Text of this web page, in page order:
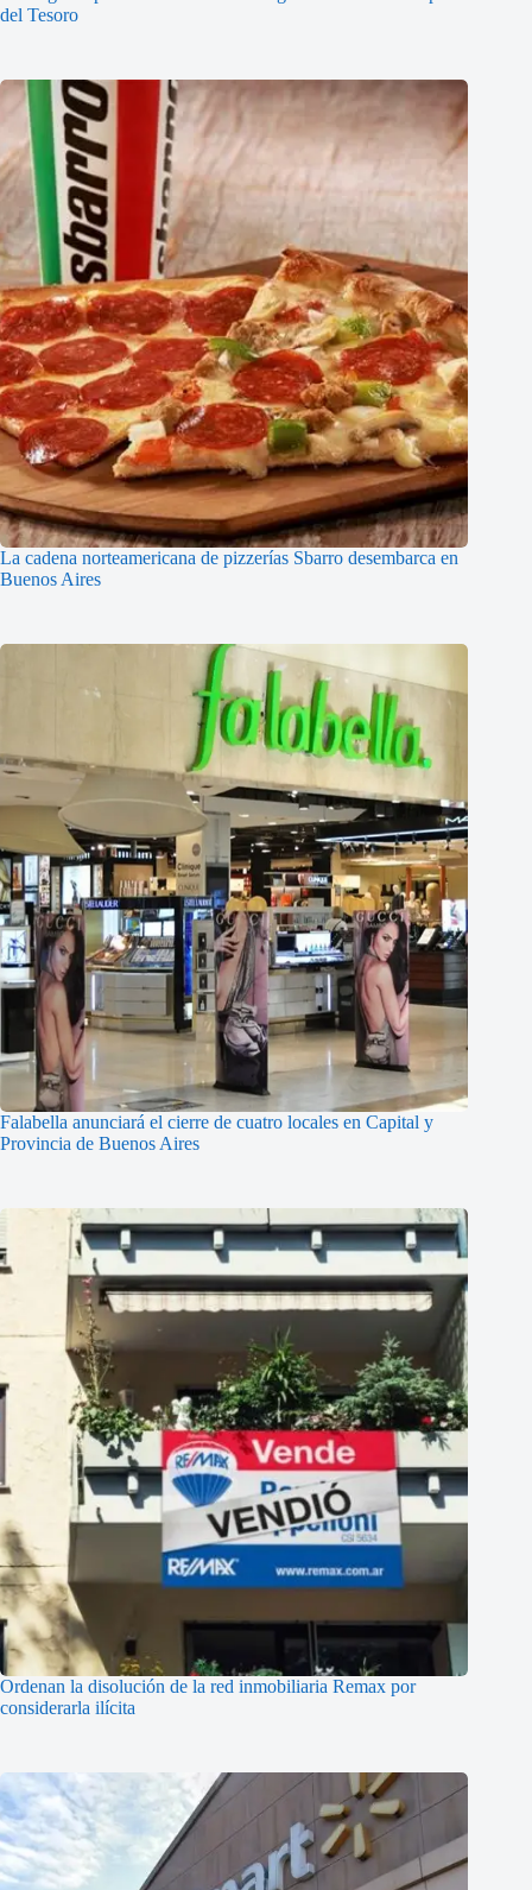
del Tesoro
La cadena norteamericana de pizzerías Sbarro desembarca en
Buenos Aires
Falabella anunciará el cierre de cuatro locales en Capital y
Provincia de Buenos Aires
Ordenan la disolución de la red inmobiliaria Remax por
considerarla ilícita